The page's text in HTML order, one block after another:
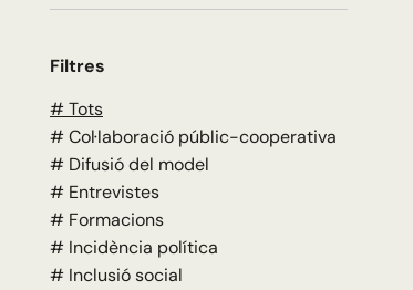
Filtres
# Tots
# Col·laboració públic-cooperativa
# Difusió del model
# Entrevistes
# Formacions
# Incidència política
# Inclusió social